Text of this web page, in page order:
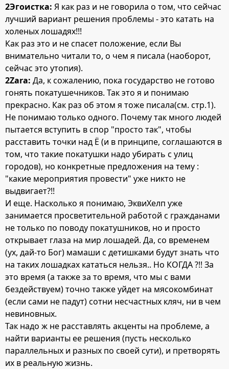
2Эгоистка: Я как раз и не говорила о том, что сейчас
лучший вариант решения проблемы - это катать на
холеных лошадях!!!
Как раз это и не спасет положение, если Вы
внимательно читали то, о чем я писала (наоборот,
сейчас это утопия).
2Zara: Да, к сожалению, пока государство не готово
гонять покатушечников. Так это я и понимаю
прекрасно. Как раз об этом я тоже писала(см. стр.1).
Не понимаю только одного. Почему так много людей
пытается вступить в спор "просто так", чтобы
расставить точки над Ё (и в принципе, соглашаются в
том, что такие покатушки надо убирать с улиц
городов), но конкретные предложения на тему :
"какие мероприятия провести" уже никто не
выдвигает?!!
И еще. Насколько я понимаю, ЭквиХелп уже
занимается просветительной работой с гражданами
не только по поводу покатушников, но и просто
открывает глаза на мир лошадей. Да, со временем
(ух, дай-то Бог) мамаши с детишками будут знать что
на таких лошадках кататься нельзя.. Но КОГДА ?!! За
это время (а также за то время, что мы с вами
бездействуем) точно также уйдет на мясокомбинат
(если сами не падут) сотни несчастных кляч, ни в чем
невиновных.
Так надо ж не расставлять акценты на проблеме, а
найти варианты ее решения (пусть несколько
параллельных и разных по своей сути), и претворять
их в реальную жизнь.